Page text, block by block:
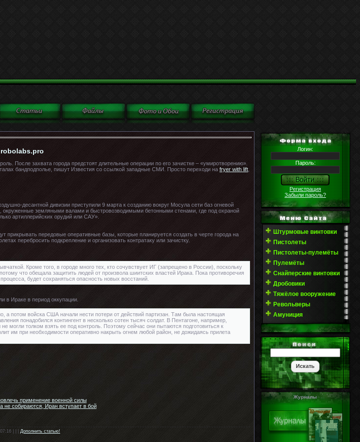
После захвата города предстоят длительные операции по его зачистке – «умиротворению».
бандподполье, пишут Известия со ссылкой западные СМИ. Просто переходи на fryer with lift,
десантной дивизии приступили 9 марта к созданию вокруг Мосула сети баз огневой
окруженные земляными валами и быстровозводимыми бетонными стенами, где под охраной
артиллерийских орудий или САУ».
прикрывать передовые оперативные базы, которые планируется создать в черте города на
перебросить подкрепление и организовать контратаку или зачистку.
Кроме того, в городе много тех, кто сочувствует ИГ (запрещено в России), поскольку
что обещала защитить людей от произвола шиитских властей Ирака. Пока противоречия
будет сохраняться опасность новых восстаний.
в Ираке в период оккупации.
а потом войска США начали нести потери от действий партизан. Там была настоящая
понадобился контингент в несколько сотен тысяч солдат. В Пентагоне, например,
могли толком взять ее под контроль. Поэтому сейчас они пытаются подготовиться к
им при необходимости оперативно накрыть огнем любой район, не дожидаясь прилета
применение военной силы
не собираются, Иран вступает в бой
| | | Дополнить статью!
Логин:
Пароль:
Регистрация
Забыли пароль?
Штурмовые винтовки
Пистолеты
Пистолеты-пулемёты
Пулемёты
Снайперские винтовки
Дробовики
Тяжёлое вооружение
Револьверы
Амуниция
Журналы